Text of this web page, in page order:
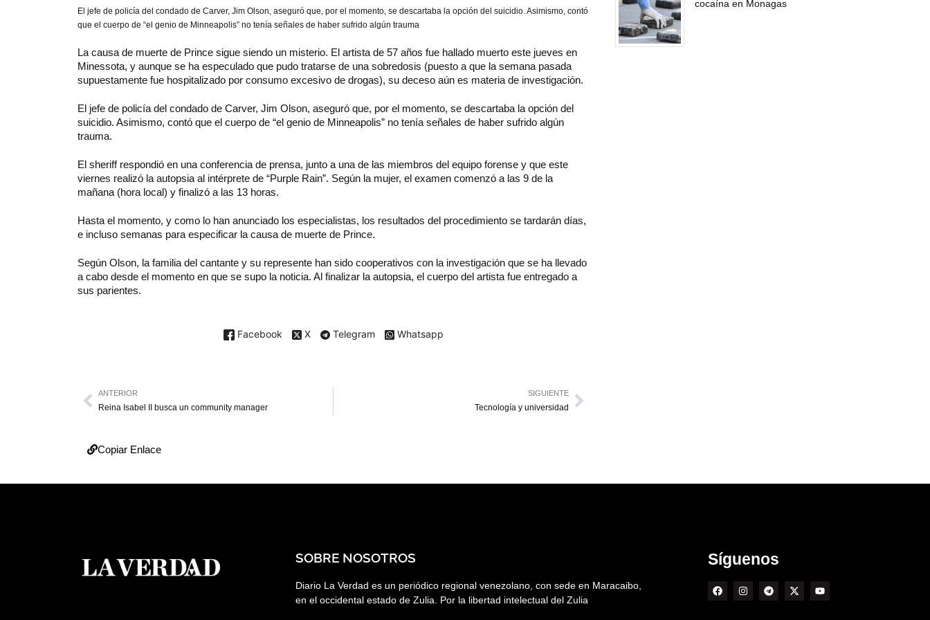
El jefe de policía del condado de Carver, Jim Olson, aseguró que, por el momento, se descartaba la opción del suicidio. Asimismo, contó
que el cuerpo de “el genio de Minneapolis” no tenía señales de haber sufrido algún trauma
La causa de muerte de Prince sigue siendo un misterio. El artista de 57 años fue hallado muerto este jueves en
Minessota, y aunque se ha especulado que pudo tratarse de una sobredosis (puesto a que la semana pasada
supuestamente fue hospitalizado por consumo excesivo de drogas), su deceso aún es materia de investigación.
El jefe de policía del condado de Carver, Jim Olson, aseguró que, por el momento, se descartaba la opción del
suicidio. Asimismo, contó que el cuerpo de “el genio de Minneapolis” no tenía señales de haber sufrido algún
trauma.
El sheriff respondió en una conferencia de prensa, junto a una de las miembros del equipo forense y que este
viernes realizó la autopsia al intérprete de “Purple Rain”. Según la mujer, el examen comenzó a las 9 de la
mañana (hora local) y finalizó a las 13 horas.
Hasta el momento, y como lo han anunciado los especialistas, los resultados del procedimiento se tardarán días,
e incluso semanas para especificar la causa de muerte de Prince.
Según Olson, la familia del cantante y su represente han sido cooperativos con la investigación que se ha llevado
a cabo desde el momento en que se supo la noticia. Al finalizar la autopsia, el cuerpo del artista fue entregado a
sus parientes.
Facebook X Telegram Whatsapp
cocaína en Monagas
ANTERIOR
Reina Isabel II busca un community manager
SIGUIENTE
Tecnología y universidad
Copiar Enlace
SOBRE NOSOTROS
Diario La Verdad es un periódico regional venezolano, con sede en Maracaibo,
en el occidental estado de Zulia. Por la libertad intelectual del Zulia
Síguenos